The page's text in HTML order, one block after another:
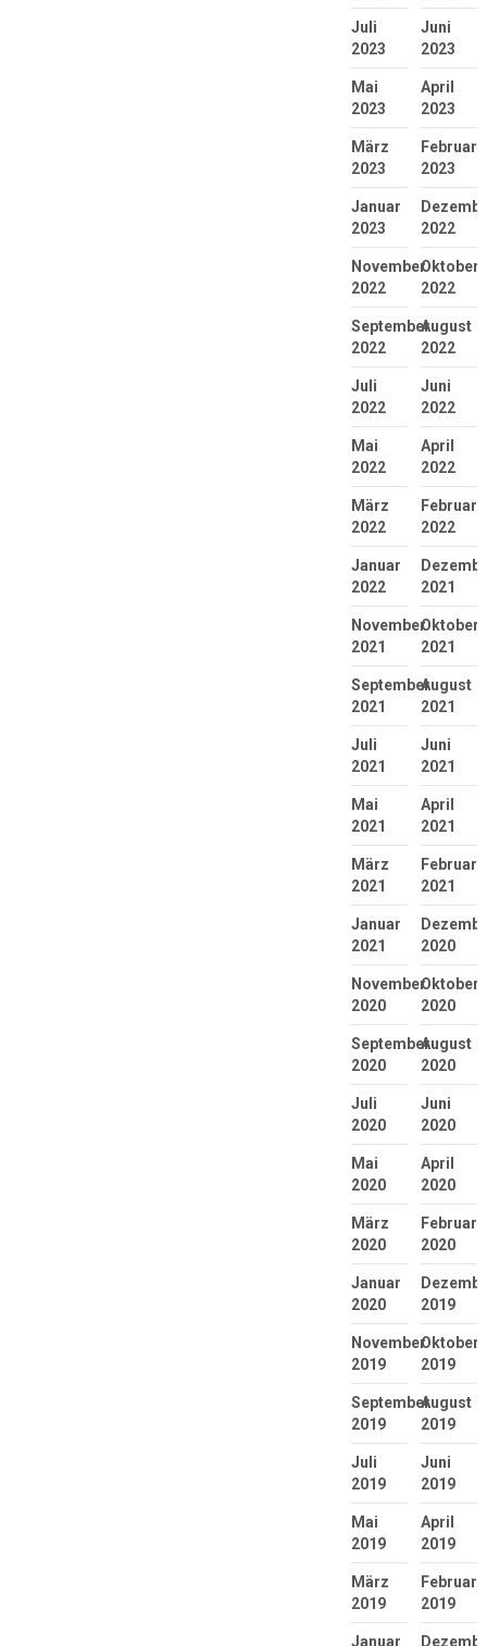
Juli
2023
Juni
2023
Mai
2023
April
2023
März
2023
Februar
2023
Januar
2023
2022
November
2022
Oktober
2022
September
2022
August
2022
Juli
2022
Juni
2022
Mai
2022
April
2022
März
2022
Februar
2022
Januar
2022
2021
November
2021
Oktober
2021
September
2021
August
2021
Juli
2021
Juni
2021
Mai
2021
April
2021
März
2021
Februar
2021
Januar
2021
2020
November
2020
Oktober
2020
September
2020
August
2020
Juli
2020
Juni
2020
Mai
2020
April
2020
März
2020
Februar
2020
Januar
2020
2019
November
2019
Oktober
2019
September
2019
August
2019
Juli
2019
Juni
2019
Mai
2019
April
2019
März
2019
Februar
2019
Januar